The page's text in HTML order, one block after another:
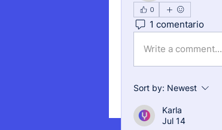
0
1 comentario
Write a comment...
Sort by: Newest
Karla
Jul 14